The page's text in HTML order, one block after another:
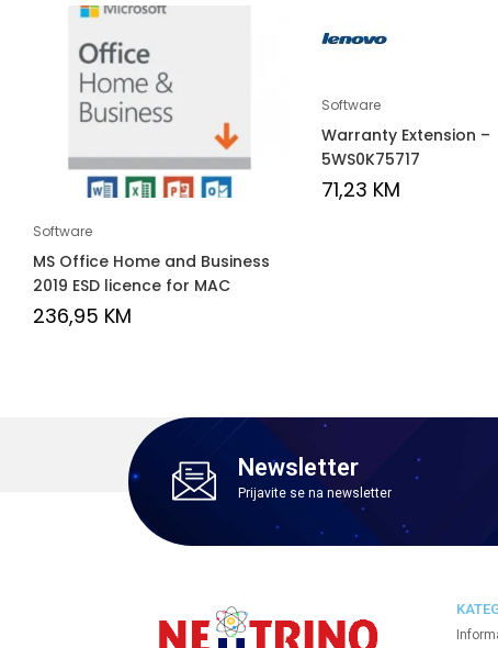
Software
MS Office Home and Business
2019 ESD licence for MAC
236,95 KM
Software
Warranty Extension –
5WS0K75717
71,23 KM
Newsletter
Prijavite se na newsletter